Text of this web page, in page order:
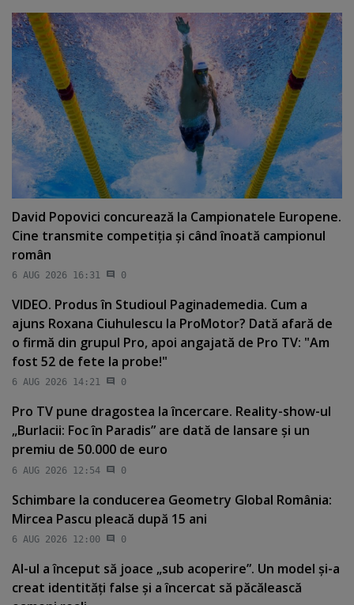
David Popovici concurează la Campionatele Europene.
Cine transmite competiţia şi când înoată campionul
român
6 AUG 2026 16:31 0
VIDEO. Produs în Studioul Paginademedia. Cum a
ajuns Roxana Ciuhulescu la ProMotor? Dată afară de
o firmă din grupul Pro, apoi angajată de Pro TV: "Am
fost 52 de fete la probe!"
6 AUG 2026 14:21 0
Pro TV pune dragostea la încercare. Reality-show-ul
„Burlacii: Foc în Paradis” are dată de lansare şi un
premiu de 50.000 de euro
6 AUG 2026 12:54 0
Schimbare la conducerea Geometry Global România:
Mircea Pascu pleacă după 15 ani
6 AUG 2026 12:00 0
AI-ul a început să joace „sub acoperire”. Un model şi-a
creat identităţi false şi a încercat să păcălească